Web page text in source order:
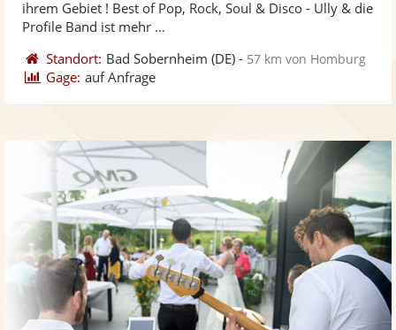
ihrem Gebiet ! Best of Pop, Rock, Soul & Disco - Ully & die
Profile Band ist mehr ...
Standort: Bad Sobernheim (DE) - 57 km von Homburg
Gage: auf Anfrage